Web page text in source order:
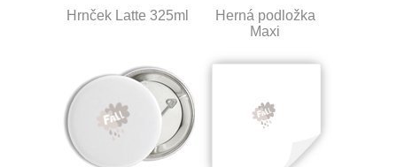
Hrnček Latte 325ml
Herná podložka
Maxi